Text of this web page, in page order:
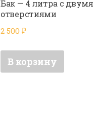
Бак — 4 литра с двумя
отверстиями
2 500 ₽
В корзину